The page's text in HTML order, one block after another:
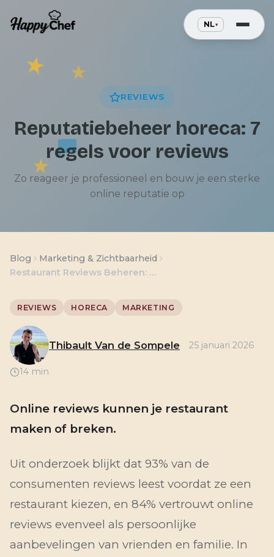
REVIEWS
Reputatiebeheer horeca: 7
regels voor reviews
Zo reageer je professioneel en bouw je een sterke
online reputatie op
Blog
Marketing & Zichtbaarheid
Restaurant Reviews Beheren: 7 Regels om op Feedback te Reageren
REVIEWS HORECA MARKETING
Thibault Van de Sompele 25 januari 2026
14 min
Online reviews kunnen je restaurant
maken of breken.
Uit onderzoek blijkt dat 93% van de
consumenten reviews leest voordat ze een
restaurant kiezen, en 84% vertrouwt online
reviews evenveel als persoonlijke
aanbevelingen van vrienden en familie. In